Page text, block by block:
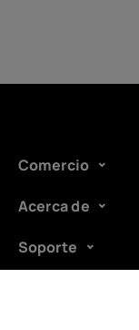
Comercio
Acerca de
Soporte